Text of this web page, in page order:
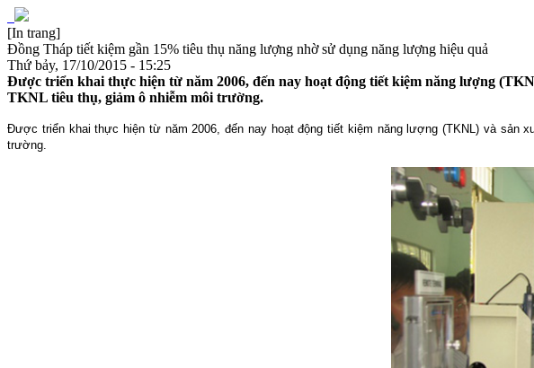
[In trang]
Đồng Tháp tiết kiệm gần 15% tiêu thụ năng lượng nhờ sử dụng năng lượng hiệu quả
Thứ bảy, 17/10/2015 - 15:25
Được triển khai thực hiện từ năm 2006, đến nay hoạt động tiết kiệm năng lượng
TKNL tiêu thụ, giảm ô nhiễm môi trường.
Được triển khai thực hiện từ năm 2006, đến nay hoạt động tiết kiệm năng lượng (TKNL) và sản
trường.